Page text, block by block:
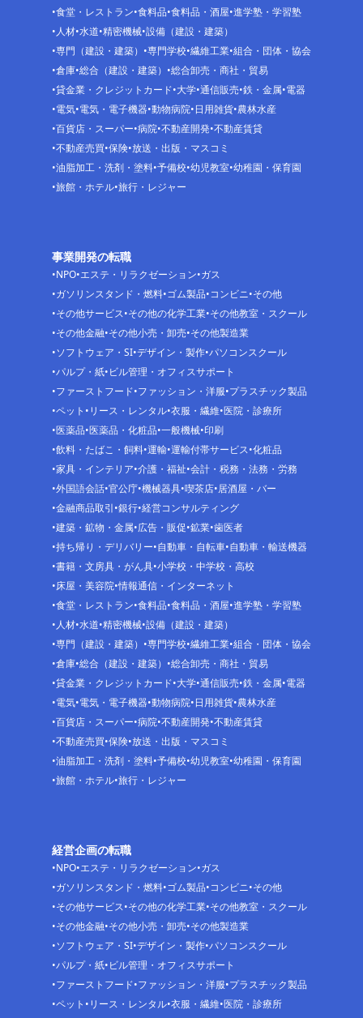
食堂・レストラン 食料品 食料品・酒屋 進学塾・学習塾
人材 水道 精密機械 設備（建設・建築）
専門（建設・建築）
専門学校 繊維工業 組合・団体・協会
倉庫 総合（建設・建築）
総合卸売・商社・貿易
貸金業・クレジットカード 大学 通信販売 鉄・金属 電器
電気 電気・電子機器 動物病院 日用雑貨 農林水産
百貨店・スーパー 病院 不動産開発 不動産賃貸
不動産売買 保険 放送・出版・マスコミ
油脂加工・洗剤・塗料 予備校 幼児教室 幼稚園・保育園
旅館・ホテル 旅行・レジャー
事業開発の転職
NPO エステ・リラクゼーション ガス
ガソリンスタンド・燃料 ゴム製品 コンビニ その他
その他サービス その他の化学工業 その他教室・スクール
その他金融 その他小売・卸売 その他製造業
ソフトウェア・SI デザイン・製作 パソコンスクール
パルプ・紙 ビル管理・オフィスサポート
ファーストフード ファッション・洋服 プラスチック製品
ペット リース・レンタル 衣服・繊維 医院・診療所
医薬品 医薬品・化粧品 一般機械 印刷
飲料・たばこ・飼料 運輸 運輸付帯サービス 化粧品
家具・インテリア 介護・福祉 会計・税務・法務・労務
外国語会話 官公庁 機械器具 喫茶店 居酒屋・バー
金融商品取引 銀行 経営コンサルティング
建築・鉱物・金属 広告・販促 鉱業 歯医者
持ち帰り・デリバリー 自動車・自転車 自動車・輸送機器
書籍・文房具・がん具 小学校・中学校・高校
床屋・美容院 情報通信・インターネット
食堂・レストラン 食料品 食料品・酒屋 進学塾・学習塾
人材 水道 精密機械 設備（建設・建築）
専門（建設・建築）
専門学校 繊維工業 組合・団体・協会
倉庫 総合（建設・建築）
総合卸売・商社・貿易
貸金業・クレジットカード 大学 通信販売 鉄・金属 電器
電気 電気・電子機器 動物病院 日用雑貨 農林水産
百貨店・スーパー 病院 不動産開発 不動産賃貸
不動産売買 保険 放送・出版・マスコミ
油脂加工・洗剤・塗料 予備校 幼児教室 幼稚園・保育園
旅館・ホテル 旅行・レジャー
経営企画の転職
NPO エステ・リラクゼーション ガス
ガソリンスタンド・燃料 ゴム製品 コンビニ その他
その他サービス その他の化学工業 その他教室・スクール
その他金融 その他小売・卸売 その他製造業
ソフトウェア・SI デザイン・製作 パソコンスクール
パルプ・紙 ビル管理・オフィスサポート
ファーストフード ファッション・洋服 プラスチック製品
ペット リース・レンタル 衣服・繊維 医院・診療所